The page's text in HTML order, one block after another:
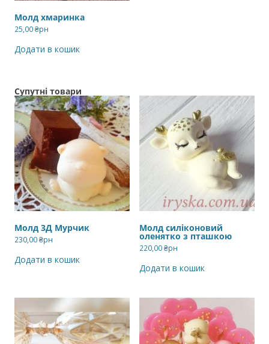
Молд хмаринка
25,00₴рн
Додати в кошик
Супутні товари
Молд 3Д Мурчик
230,00₴рн
Додати в кошик
Молд силіконовий
оленятко з пташкою
220,00₴рн
Додати в кошик